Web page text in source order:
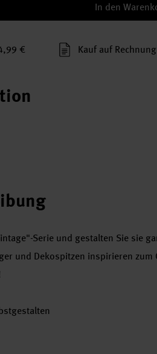
In den
€ Kauf auf Rechnung
Serie und gestalten Sie sie
und Dekospitzen inspirieren zum